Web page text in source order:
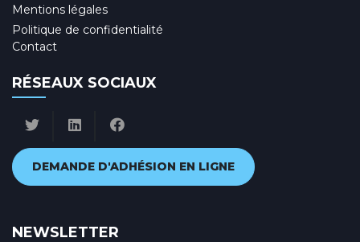
Mentions légales
Politique de confidentialité
Contact
RÉSEAUX SOCIAUX
DEMANDE D'ADHÉSION EN LIGNE
NEWSLETTER